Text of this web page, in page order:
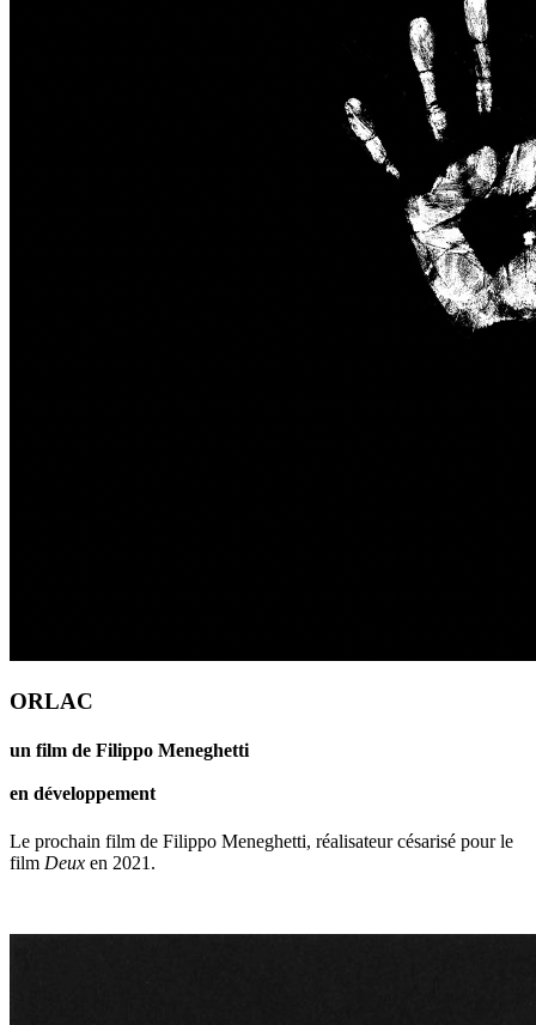
ORLAC
un film de Filippo Meneghetti
en développement
Le prochain film de Filippo Meneghetti, réalisateur césarisé pour le
film Deux en 2021.